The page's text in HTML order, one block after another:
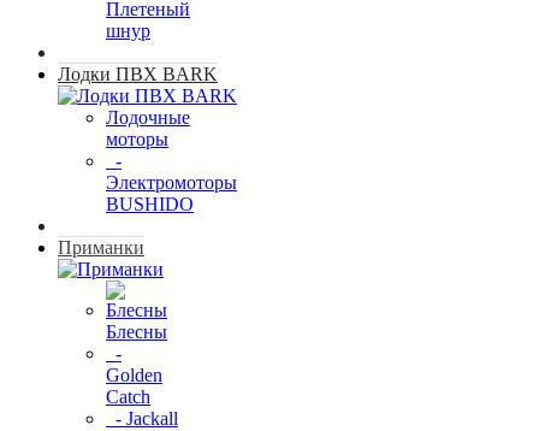
Плетеный
шнур
Лодки ПВХ BARK
Лодочные
моторы
-
Электромоторы
BUSHIDO
Приманки
Блесны
-
Golden
Catch
- Jackall